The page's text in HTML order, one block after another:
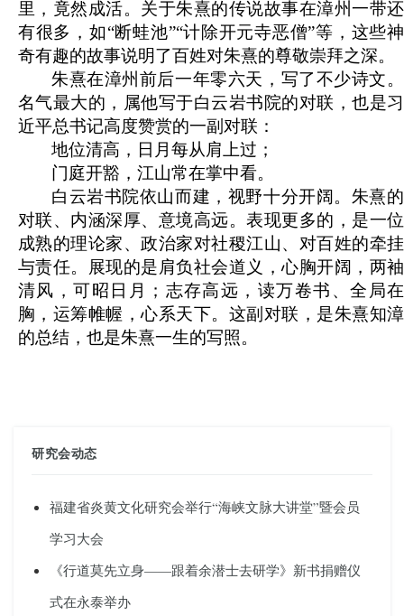
里，竟然成活。关于朱熹的传说故事在漳州一带还
有很多，如“断蛙池”“计除开元寺恶僧”等，这些神
奇有趣的故事说明了百姓对朱熹的尊敬崇拜之深。
朱熹在漳州前后一年零六天，写了不少诗文。
名气最大的，属他写于白云岩书院的对联，也是习
近平总书记高度赞赏的一副对联：
地位清高，日月每从肩上过；
门庭开豁，江山常在掌中看。
白云岩书院依山而建，视野十分开阔。朱熹的
对联、内涵深厚、意境高远。表现更多的，是一位
成熟的理论家、政治家对社稷江山、对百姓的牵挂
与责任。展现的是肩负社会道义，心胸开阔，两袖
清风，可昭日月；志存高远，读万卷书、全局在
胸，运筹帷幄，心系天下。这副对联，是朱熹知漳
的总结，也是朱熹一生的写照。
研究会动态
福建省炎黄文化研究会举行“海峡文脉大讲堂”暨会员
学习大会
《行道莫先立身——跟着余潜士去研学》新书捐赠仪
式在永泰举办